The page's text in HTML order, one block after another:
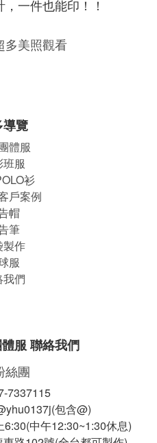
一件也能印！！
多美照觀看
覽
體服
服
衫
戶案例
帽
筆
製作
服
我們
服 聯絡我們
絲團
7337115
包含@)
中午12:30~1:30休息)